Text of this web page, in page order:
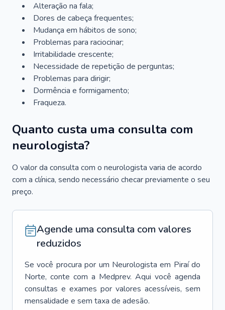
Alteração na fala;
Dores de cabeça frequentes;
Mudança em hábitos de sono;
Problemas para raciocinar;
Irritabilidade crescente;
Necessidade de repetição de perguntas;
Problemas para dirigir;
Dormência e formigamento;
Fraqueza.
Quanto custa uma consulta com
neurologista?
O valor da consulta com o neurologista varia de acordo
com a clínica, sendo necessário checar previamente o seu
preço.
Agende uma consulta com valores
reduzidos
Se você procura por um Neurologista em Piraí do
Norte, conte com a Medprev. Aqui você agenda
consultas e exames por valores acessíveis, sem
mensalidade e sem taxa de adesão.